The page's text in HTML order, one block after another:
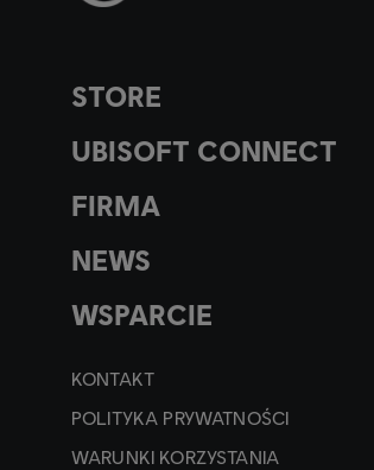
STORE
UBISOFT CONNECT
FIRMA
NEWS
WSPARCIE
KONTAKT
POLITYKA PRYWATNOŚCI
WARUNKI KORZYSTANIA